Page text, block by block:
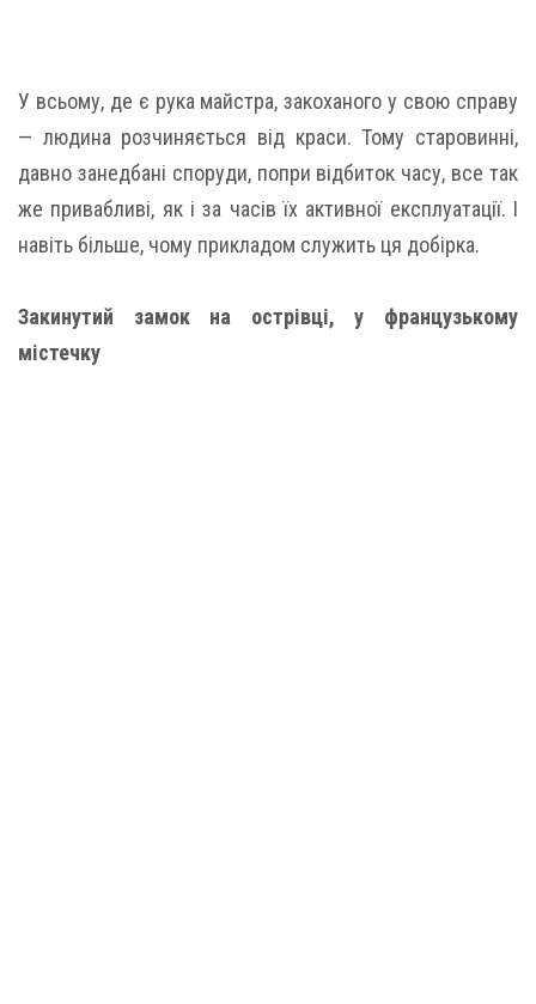
У всьому, де є рука майстра, закоханого у свою справу
— людина розчиняється від краси. Тому старовинні,
давно занедбані споруди, попри відбиток часу, все так
же привабливі, як і за часів їх активної експлуатації. І
навіть більше, чому прикладом служить ця добірка.
Закинутий замок на острівці, у французькому
містечку